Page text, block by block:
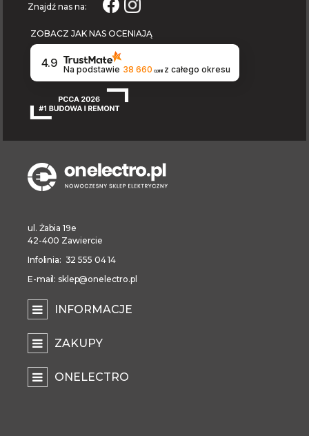
Znajdź nas na:
ZOBACZ JAK NAS OCENIAJĄ
4.9 Na podstawie 38 660 opinii z całego okresu
ul. Żabia 19e
42-400 Zawiercie
Infolinia: 32 555 04 14
E-mail: sklep@onelectro.pl
INFORMACJE
ZAKUPY
ONELECTRO